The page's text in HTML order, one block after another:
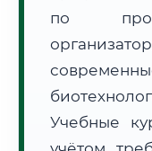
Расчет логистики
~2
по
Учебные